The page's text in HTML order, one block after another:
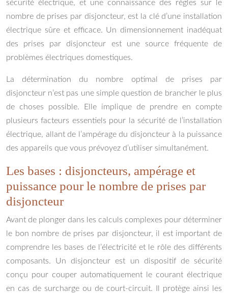
sécurité électrique, et une connaissance des règles sur le
nombre de prises par disjoncteur, est la clé d’une installation
électrique sûre et efficace. Un dimensionnement inadéquat
des prises par disjoncteur est une source fréquente de
problèmes électriques domestiques.
La détermination du nombre optimal de prises par
disjoncteur n’est pas une simple question de brancher le plus
de choses possible. Elle implique de prendre en compte
plusieurs facteurs essentiels pour la sécurité de l’installation
électrique, allant de l’ampérage du disjoncteur à la puissance
des appareils que vous prévoyez d’utiliser simultanément.
Les bases : disjoncteurs, ampérage et
puissance pour le nombre de prises par
disjoncteur
Avant de plonger dans les calculs complexes pour déterminer
le bon nombre de prises par disjoncteur, il est important de
comprendre les bases de l’électricité et le rôle des différents
composants. Un disjoncteur est un dispositif de sécurité
conçu pour couper automatiquement le courant électrique
en cas de surcharge ou de court-circuit. Il protège ainsi les